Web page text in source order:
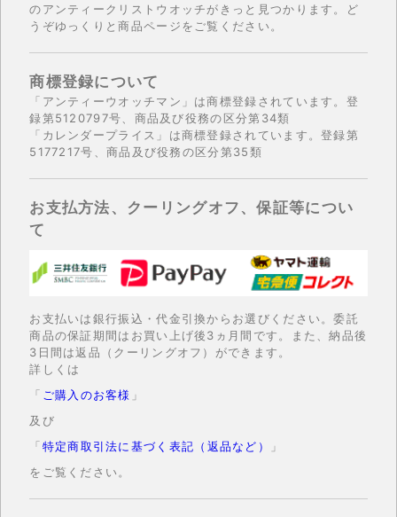
のアンティークリストウオッチがきっと見つかります。ど
うぞゆっくりと商品ページをご覧ください。
商標登録について
「アンティーウオッチマン」は商標登録されています。登
録第5120797号、商品及び役務の区分第34類
「カレンダープライス」は商標登録されています。登録第
5177217号、商品及び役務の区分第35類
お支払方法、クーリングオフ、保証等につい
て
お支払いは銀行振込・代金引換からお選びください。委託
商品の保証期間はお買い上げ後3ヵ月間です。また、納品後
3日間は返品（クーリングオフ）ができます。
詳しくは
「 ご購入のお客様 」
及び
「特定商取引法に基づく表記（返品など）
」
をご覧ください。